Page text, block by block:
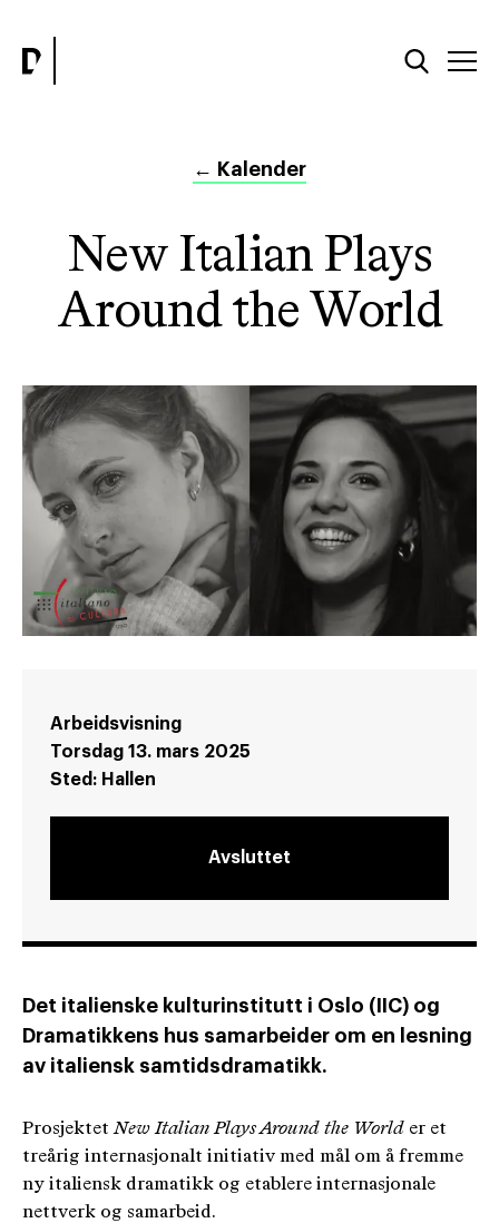
← Kalender
New Italian Plays
Around the World
Arbeidsvisning
Torsdag 13. mars 2025
Sted: Hallen
Avsluttet
Det italienske kulturinstitutt i Oslo (IIC) og
Dramatikkens hus samarbeider om en lesning
av italiensk samtidsdramatikk.
ProsjektetNew Italian Plays Around the World er et
treårig internasjonalt initiativ med mål om å fremme
ny italiensk dramatikk og etablere internasjonale
nettverk og samarbeid.